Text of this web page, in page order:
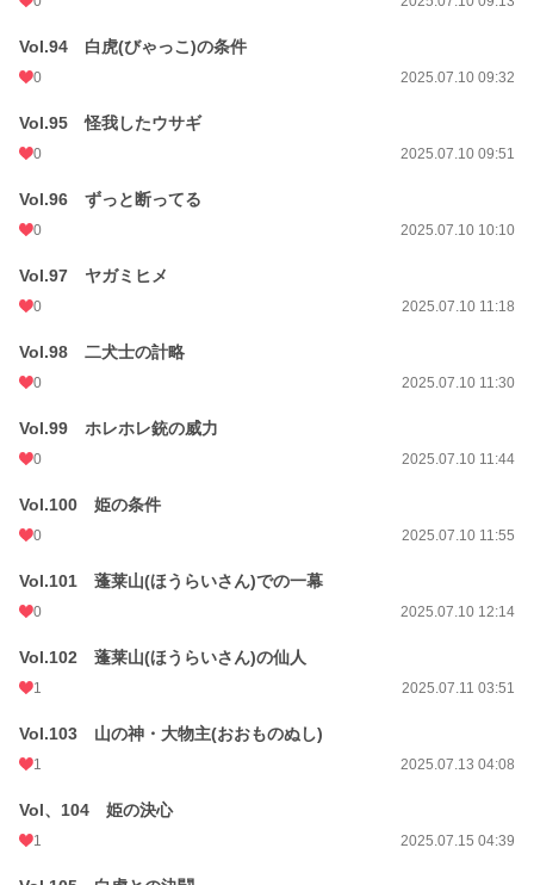
Vol.94 白虎(びゃっこ)の条件
0 2025.07.10 09:32
Vol.95 怪我したウサギ
0 2025.07.10 09:51
Vol.96 ずっと断ってる
0 2025.07.10 10:10
Vol.97 ヤガミヒメ
0 2025.07.10 11:18
Vol.98 二犬士の計略
0 2025.07.10 11:30
Vol.99 ホレホレ銃の威力
0 2025.07.10 11:44
Vol.100 姫の条件
0 2025.07.10 11:55
Vol.101 蓬莱山(ほうらいさん)での一幕
0 2025.07.10 12:14
Vol.102 蓬莱山(ほうらいさん)の仙人
1 2025.07.11 03:51
Vol.103 山の神・大物主(おおものぬし)
1 2025.07.13 04:08
Vol、104 姫の決心
1 2025.07.15 04:39